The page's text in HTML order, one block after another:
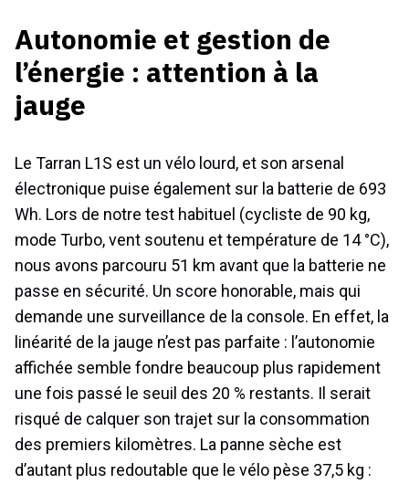
Autonomie et gestion de
l’énergie : attention à la
jauge
Le Tarran L1S est un vélo lourd, et son arsenal
électronique puise également sur la batterie de 693
Wh. Lors de notre test habituel (cycliste de 90 kg,
mode Turbo, vent soutenu et température de 14 °C),
nous avons parcouru 51 km avant que la batterie ne
passe en sécurité. Un score honorable, mais qui
demande une surveillance de la console. En effet, la
linéarité de la jauge n’est pas parfaite : l’autonomie
affichée semble fondre beaucoup plus rapidement
une fois passé le seuil des 20 % restants. Il serait
risqué de calquer son trajet sur la consommation
des premiers kilomètres. La panne sèche est
d’autant plus redoutable que le vélo pèse 37,5 kg :